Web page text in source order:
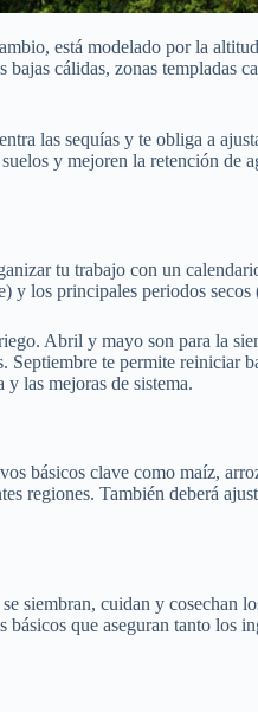
está modelado por la
cálidas, zonas templadas
las sequías y te obliga a
y mejoren la retención
tu trabajo con un
los principales periodos
Abril y mayo son para la
te permite
las mejoras de sistema.
básicos clave como maíz,
También deberá
siembran, cuidan y
que aseguran tanto los